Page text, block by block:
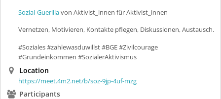
Sozial-Guerillavon Aktivist_innen für Aktivist_innen
Vernetzen, Motivieren, Kontakte pflegen, Diskussionen, Austausch.
#Soziales #zahlewasduwillst #BGE #Zivilcourage
#Grundeinkommen #SozialerAktivismus
Location
https://meet.4m2.net/b/soz-9jp-4uf-mzg
Participants